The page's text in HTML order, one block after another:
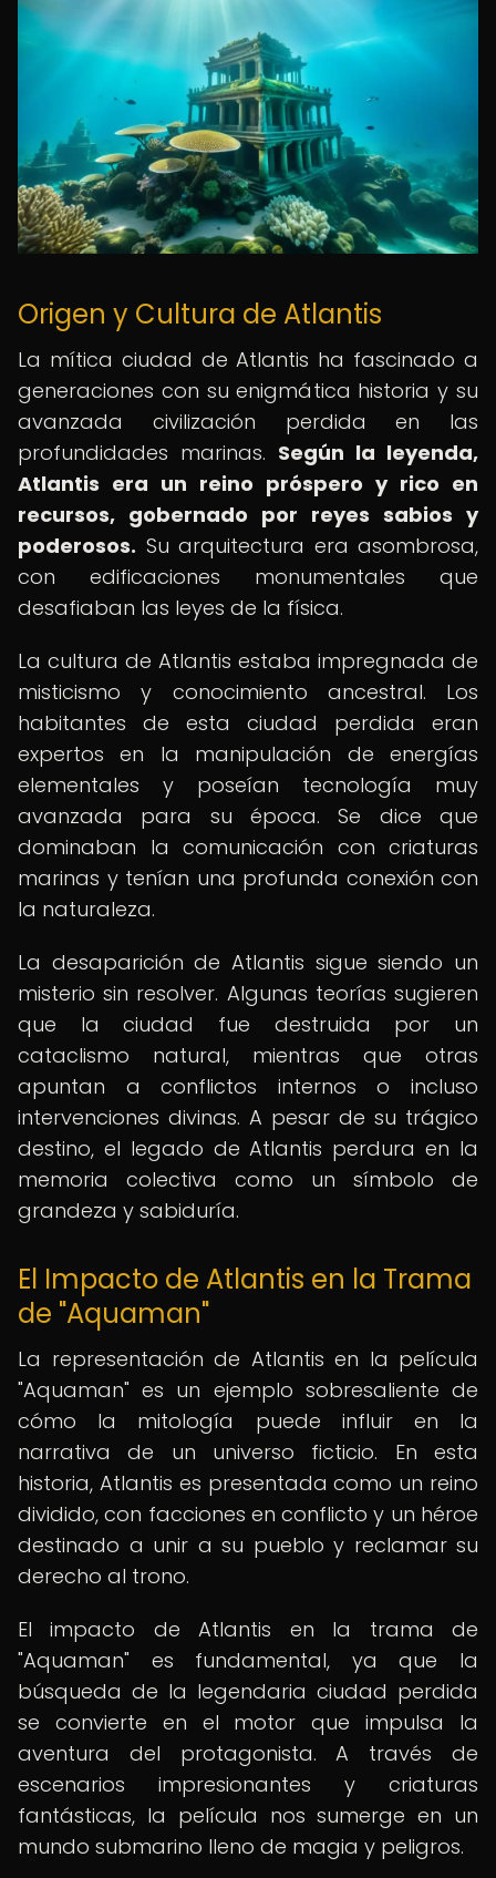
Origen y Cultura de Atlantis
La mítica ciudad de Atlantis ha fascinado a
generaciones con su enigmática historia y su
avanzada civilización perdida en las
profundidades marinas. Según la leyenda,
Atlantis era un reino próspero y rico en
recursos, gobernado por reyes sabios y
poderosos. Su arquitectura era asombrosa,
con edificaciones monumentales que
desafiaban las leyes de la física.
La cultura de Atlantis estaba impregnada de
misticismo y conocimiento ancestral. Los
habitantes de esta ciudad perdida eran
expertos en la manipulación de energías
elementales y poseían tecnología muy
avanzada para su época. Se dice que
dominaban la comunicación con criaturas
marinas y tenían una profunda conexión con
la naturaleza.
La desaparición de Atlantis sigue siendo un
misterio sin resolver. Algunas teorías sugieren
que la ciudad fue destruida por un
cataclismo natural, mientras que otras
apuntan a conflictos internos o incluso
intervenciones divinas. A pesar de su trágico
destino, el legado de Atlantis perdura en la
memoria colectiva como un símbolo de
grandeza y sabiduría.
El Impacto de Atlantis en la Trama
de "Aquaman"
La representación de Atlantis en la película
"Aquaman" es un ejemplo sobresaliente de
cómo la mitología puede influir en la
narrativa de un universo ficticio. En esta
historia, Atlantis es presentada como un reino
dividido, con facciones en conflicto y un héroe
destinado a unir a su pueblo y reclamar su
derecho al trono.
El impacto de Atlantis en la trama de
"Aquaman" es fundamental, ya que la
búsqueda de la legendaria ciudad perdida
se convierte en el motor que impulsa la
aventura del protagonista. A través de
escenarios impresionantes y criaturas
fantásticas, la película nos sumerge en un
mundo submarino lleno de magia y peligros.